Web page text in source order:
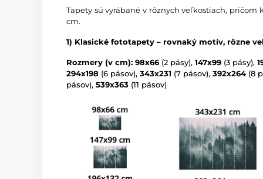
Tapety sú vyrábané v rôznych veľkostiach, pričom
cm.
1) Klasické fototapety – rovnaký motív, rôzne
Rozmery (v cm): 98x66 (2 pásy), 147x99 (3 pásy),
294x198 (6 pásov), 343x231 (7 pásov), 392x264 (8
pásov), 539x363 (11 pásov)